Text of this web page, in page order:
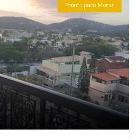
Pronto para Morar